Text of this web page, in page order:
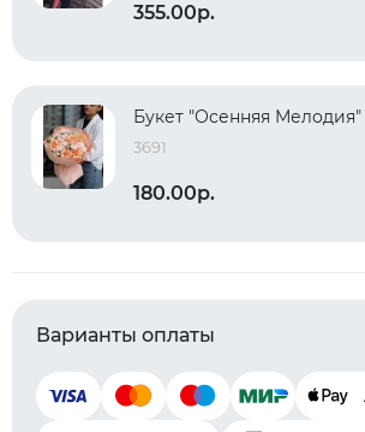
355.00р.
Букет "Осенняя Мелодия"
3691
180.00р.
Варианты оплаты